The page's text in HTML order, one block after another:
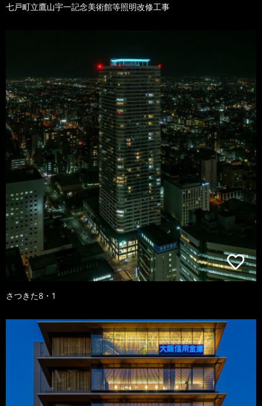
七戸町立鷹山宇一記念美術館等照明改修工事
さつきた8・1